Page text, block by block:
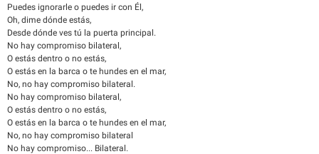
Puedes ignorarle o puedes ir con Él,
Oh, dime dónde estás,
Desde dónde ves tú la puerta principal.
No hay compromiso bilateral,
O estás dentro o no estás,
O estás en la barca o te hundes en el mar,
No, no hay compromiso bilateral.
No hay compromiso bilateral,
O estás dentro o no estás,
O estás en la barca o te hundes en el mar,
No, no hay compromiso bilateral
No hay compromiso... Bilateral.